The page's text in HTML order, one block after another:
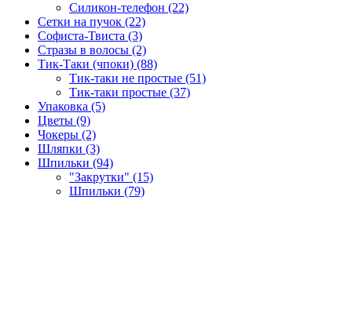
Силикон-телефон (22)
Сетки на пучок (22)
Софиста-Твиста (3)
Стразы в волосы (2)
Тик-Таки (чпоки) (88)
Тик-таки не простые (51)
Тик-таки простые (37)
Упаковка (5)
Цветы (9)
Чокеры (2)
Шляпки (3)
Шпильки (94)
"Закрутки" (15)
Шпильки (79)